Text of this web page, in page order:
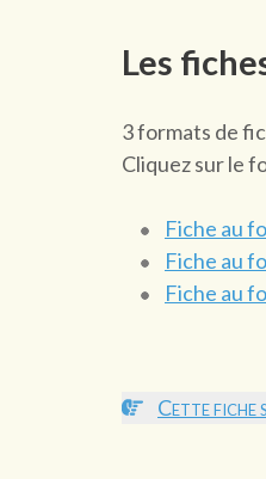
Les
3 formats de
Cliquez sur le
Fiche au
Fiche au
Fiche au
Cette fiche